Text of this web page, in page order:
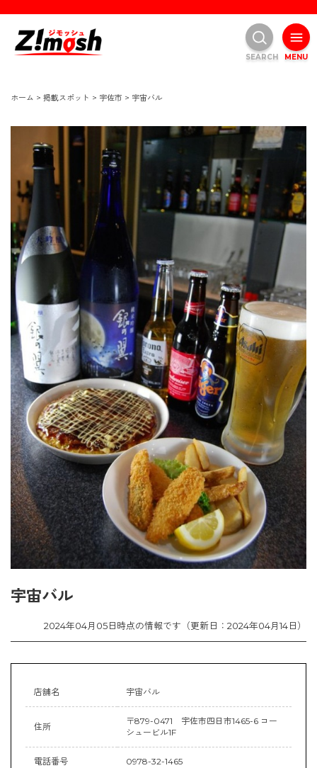
ホーム > 掲載スポット > 宇佐市 > 宇宙バル
宇宙バル
2024年04月05日時点の情報です（更新日：2024年04月14日）
店舗名 宇宙バル
住所
〒879-0471 宇佐市四日市1465-6 コー
シュービル1F
電話番号 0978-32-1465
MENU
SEARCH